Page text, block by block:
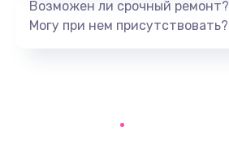
Заказать
Возможен ли срочный ремонт?
Могу при нем присутствовать?